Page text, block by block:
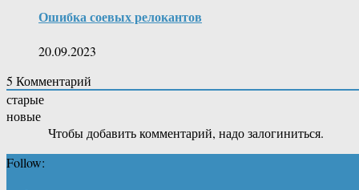
Ошибка соевых релокантов
20.09.2023
5 Комментарий
старые
новые
Чтобы добавить комментарий, надо залогиниться.
Follow: